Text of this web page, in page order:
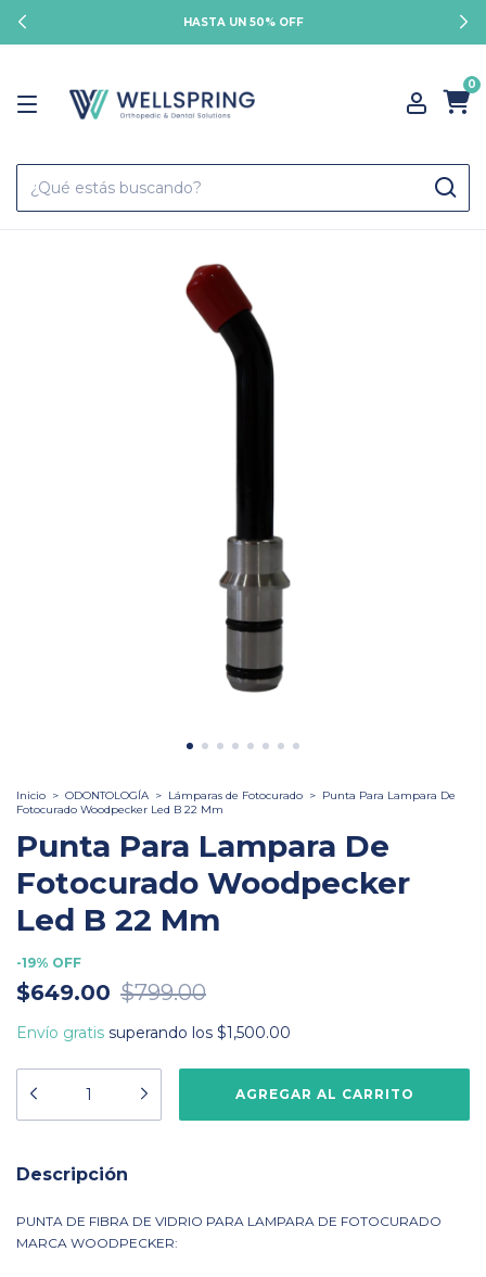
HASTA UN 50% OFF
0
Inicio > ODONTOLOGÍA > Lámparas de Fotocurado > Punta Para Lampara De
Fotocurado Woodpecker Led B 22 Mm
Punta Para Lampara De
Fotocurado Woodpecker
Led B 22 Mm
-19% OFF
$649.00 $799.00
Envío gratis superando los $1,500.00
Descripción
PUNTA DE FIBRA DE VIDRIO PARA LAMPARA DE FOTOCURADO
MARCA WOODPECKER: